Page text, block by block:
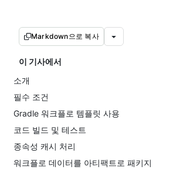
Markdown으로 복사
이 기사에서
소개
필수 조건
Gradle 워크플로 템플릿 사용
코드 빌드 및 테스트
종속성 캐시 처리
워크플로 데이터를 아티팩트로 패키지